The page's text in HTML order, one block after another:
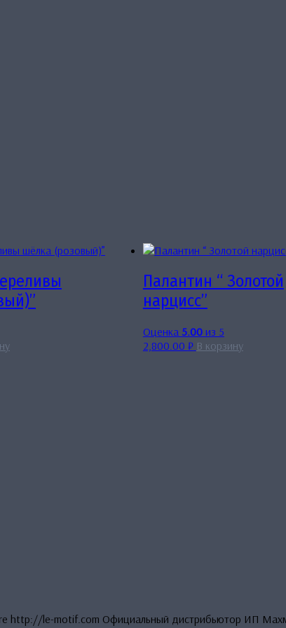
Палантин “ Золотой
нарцисс”
Оценка 5.00из 5
2,800.00 ₽ В корзину
http://le-motif.com Официальный дистрибьютор ИП